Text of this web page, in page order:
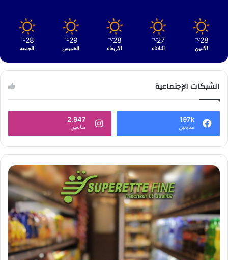
28
℃
الأثنين
27
℃
الثلاثاء
28
℃
الأربعاء
29
℃
الخميس
28
℃
الجمعة
الشبكات الإجتماعية
197k
متابعين
2,947
متابعين